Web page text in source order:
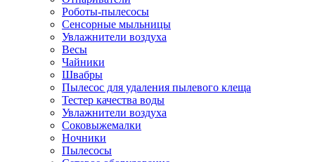
Роботы-пылесосы
Сенсорные мыльницы
Увлажнители воздуха
Весы
Чайники
Швабры
Пылесос для удаления пылевого клеща
Тестер качества воды
Увлажнители воздуха
Соковыжемалки
Ночники
Пылесосы